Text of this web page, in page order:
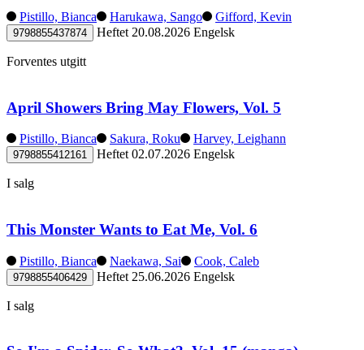
Pistillo, Bianca Harukawa, Sango Gifford, Kevin
9798855437874 Heftet 20.08.2026 Engelsk
Forventes utgitt
April Showers Bring May Flowers, Vol. 5
Pistillo, Bianca Sakura, Roku Harvey, Leighann
9798855412161 Heftet 02.07.2026 Engelsk
I salg
This Monster Wants to Eat Me, Vol. 6
Pistillo, Bianca Naekawa, Sai Cook, Caleb
9798855406429 Heftet 25.06.2026 Engelsk
I salg